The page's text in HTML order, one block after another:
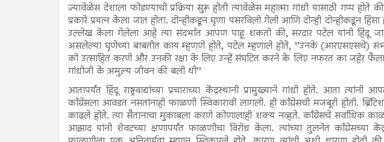
ज्यावेळेस देशाला फोडण्याची प्रक्रिया सुरू होती त्यावेळेस महात्मा गांधी यासाठी गप्प होते
प्रकारे प्रयत्न केला जात होता. दोन्हीकडून घृणा पसरविली गेली आणि दोन्ही दोन्हीकडून
उल्लेख केला गेलेला आहे त्या संदर्भात आपण पाहू शकतो की, सरदार पटेल यांनी हिंदू
असलेल्या घृणेच्या बाबतीत काय म्हणणे होते, पटेल म्हणाले होते, ’’उनके (आरएसएसचे)
को उत्साहित करणे और उनकी रक्षा के लिए उन्हें संघटित करने के लिए नफरत का जहेर
गांधीजी के अमुल्य जीवन की बली थी’’
आतापर्यंत हिंदू राष्ट्रवाद्यांच्या प्रचाराच्या केंद्रस्थानी प्रामुख्याने गांधी होते. आता
काँग्रेसला आवडत नसतांनाही फाळणी स्विकारावी लागली. ही काँग्रेसची मजबूरी होती.
काढले होते. त्या सैतानाचा मुकाबला करणे कोणालाही शक्य नव्हते. काँग्रेसचे सर्वाधिक
आझाद यांनी शेवटच्या क्षणापर्यंत फाळणीचा विरोध केला. त्यांच्या तुलनेत काँग्रेसच्या